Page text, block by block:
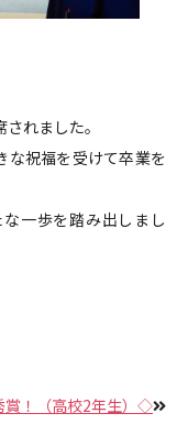
れました。
な祝福を受けて卒業を
一歩を踏み出しまし
賞！（高校2年生）◇